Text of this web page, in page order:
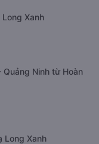
Xanh
Ninh từ Hoàn
Long Xanh